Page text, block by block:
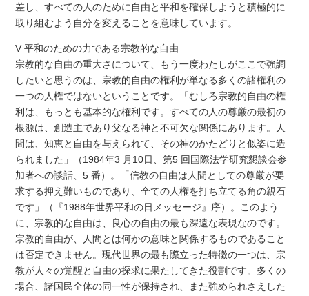
差し、すべての人のために自由と平和を確保しようと積極的に
取り組むよう自分を変えることを意味しています。
V 平和のための力である宗教的な自由
宗教的な自由の重大さについて、もう一度わたしがここで強調
したいと思うのは、宗教的自由の権利が単なる多くの諸権利の
一つの人権ではないということです。「むしろ宗教的自由の権
利は、もっとも基本的な権利です。すべての人の尊厳の最初の
根源は、創造主であり父なる神と不可欠な関係にあります。人
間は、知恵と自由を与えられて、その神のかたどりと似姿に造
られました」（1984年3 月10日、第5 回国際法学研究懇談会参
加者への談話、5 番）。「信教の自由は人間としての尊厳が要
求する押え難いものであり、全ての人権を打ち立てる角の親石
です」（『1988年世界平和の日メッセージ』序）。このよう
に、宗教的な自由は、良心の自由の最も深遠な表現なのです。
宗教的自由が、人間とは何かの意味と関係するものであること
は否定できません。現代世界の最も際立った特徴の一つは、宗
教が人々の覚醒と自由の探求に果たしてきた役割です。多くの
場合、諸国民全体の同一性が保持され、また強められさえした